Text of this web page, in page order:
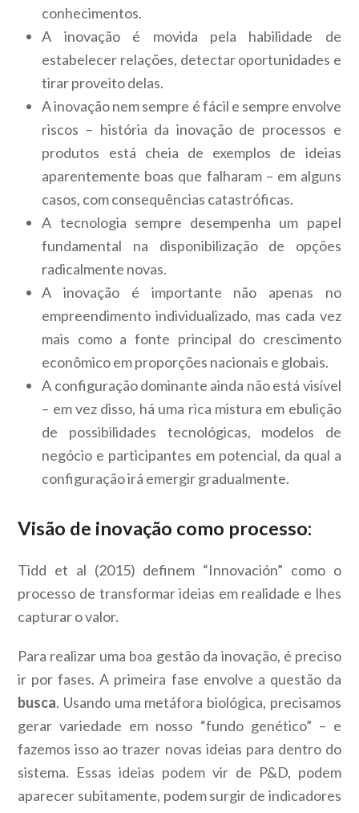
conhecimentos.
A inovação é movida pela habilidade de
estabelecer relações, detectar oportunidades e
tirar proveito delas.
A inovação nem sempre é fácil e sempre envolve
riscos – história da inovação de processos e
produtos está cheia de exemplos de ideias
aparentemente boas que falharam – em alguns
casos, com consequências catastróficas.
A tecnologia sempre desempenha um papel
fundamental na disponibilização de opções
radicalmente novas.
A inovação é importante não apenas no
empreendimento individualizado, mas cada vez
mais como a fonte principal do crescimento
econômico em proporções nacionais e globais.
A configuração dominante ainda não está visível
– em vez disso, há uma rica mistura em ebulição
de possibilidades tecnológicas, modelos de
negócio e participantes em potencial, da qual a
configuração irá emergir gradualmente.
Visão de inovação como processo:
Tidd et al (2015) definem “Innovación” como o
processo de transformar ideias em realidade e lhes
capturar o valor.
Para realizar uma boa gestão da inovação, é preciso
ir por fases. A primeira fase envolve a questão da
busca. Usando uma metáfora biológica, precisamos
gerar variedade em nosso “fundo genético” – e
fazemos isso ao trazer novas ideias para dentro do
sistema. Essas ideias podem vir de P&D, podem
aparecer subitamente, podem surgir de indicadores